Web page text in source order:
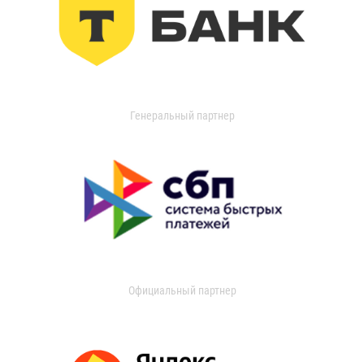
Генеральный партнер
Официальный партнер